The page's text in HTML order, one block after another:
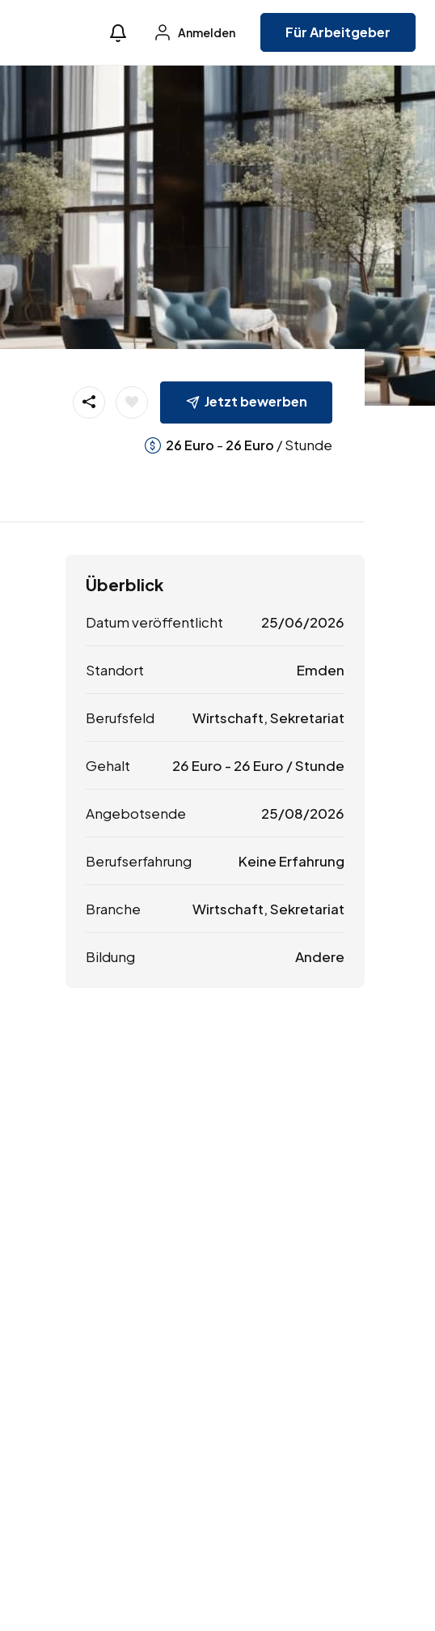
Anmelden Für Arbeitgeber
Jetzt bewerben
26 Euro - 26 Euro / Stunde
Überblick
Datum veröffentlicht 25/06/2026
Standort Emden
Berufsfeld Wirtschaft, Sekretariat
Gehalt 26 Euro - 26 Euro / Stunde
Angebotsende 25/08/2026
Berufserfahrung Keine Erfahrung
Branche Wirtschaft, Sekretariat
Bildung Andere